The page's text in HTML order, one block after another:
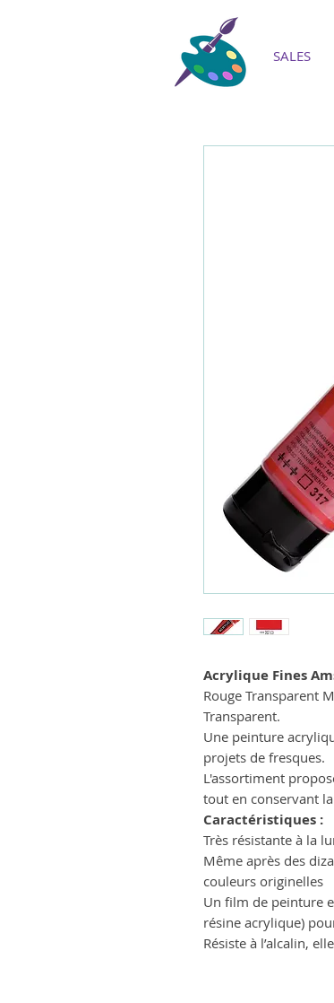
SALES
Acrylique Fines
Rouge Transparent
Transparent.
Une peinture
projets de fresques.
L'assortiment
tout en conservant
Caractéristiques :
Très résistante à la
Même après des
couleurs originelles
Un film de peinture
résine acrylique)
Résiste à l’alcalin,